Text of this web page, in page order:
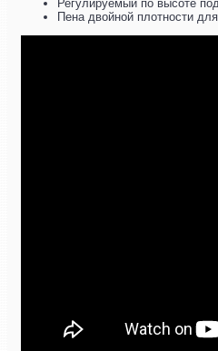
Регулируемый по высоте
Пена двойной плотности